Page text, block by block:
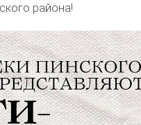
района!